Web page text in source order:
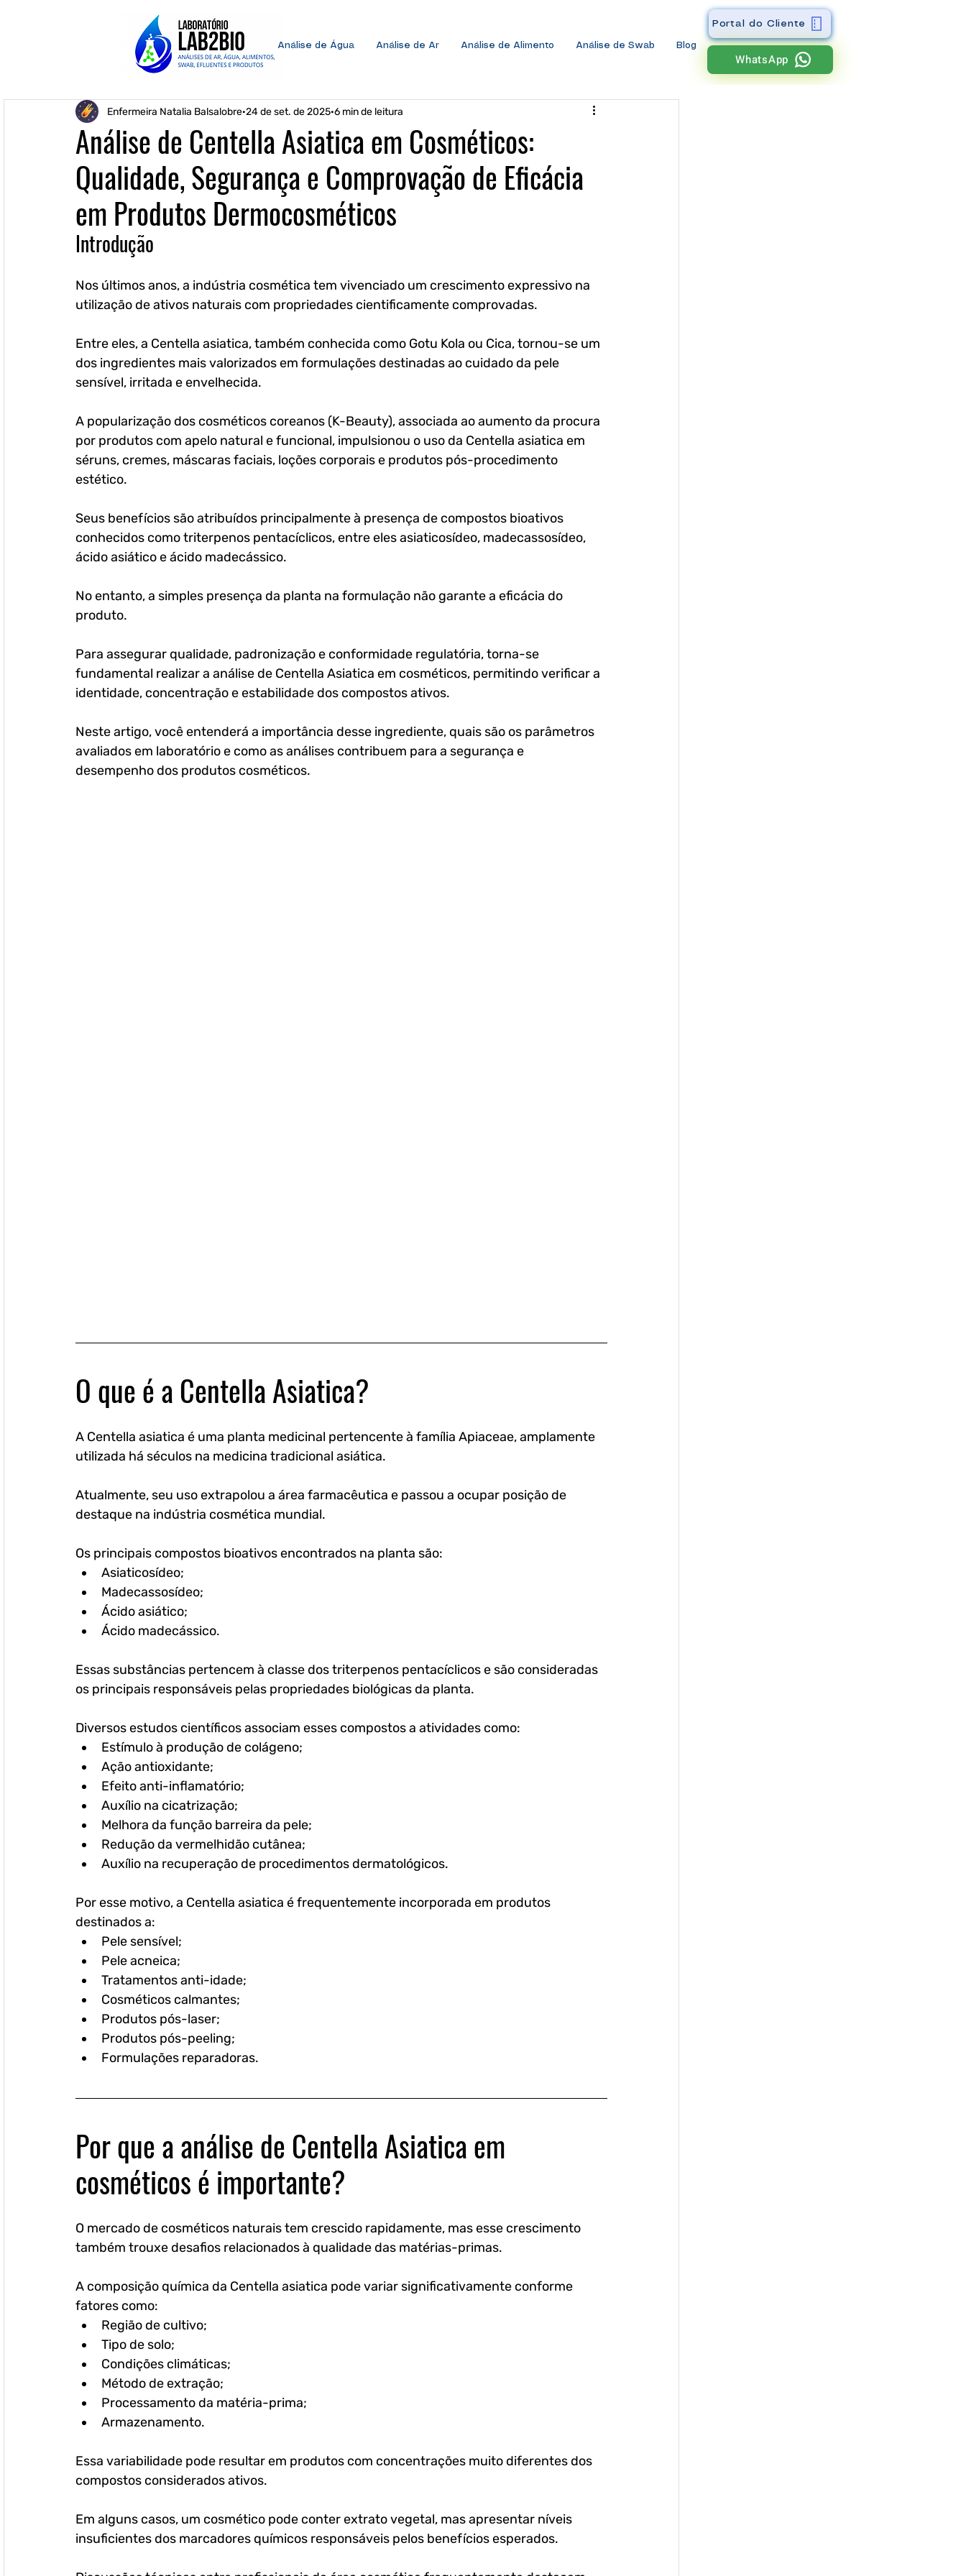
Análise de Água Análise de Ar Análise de Alimento Análise de Swab Blog
Portal do Cliente
WhatsApp
Análise de Centella Asiatica em Cosméticos:
Qualidade, Segurança e Comprovação de Eficácia
em Produtos Dermocosméticos
Enfermeira Natalia Balsalobre 24 de set. de 2025 6 min de leitura
Introdução
Nos últimos anos, a indústria cosmética tem vivenciado um crescimento expressivo na
utilização de ativos naturais com propriedades cientificamente comprovadas.
Entre eles, a Centella asiatica, também conhecida como Gotu Kola ou Cica, tornou-se um
dos ingredientes mais valorizados em formulações destinadas ao cuidado da pele
sensível, irritada e envelhecida.
A popularização dos cosméticos coreanos (K-Beauty), associada ao aumento da procura
por produtos com apelo natural e funcional, impulsionou o uso da Centella asiatica em
séruns, cremes, máscaras faciais, loções corporais e produtos pós-procedimento
estético.
Seus benefícios são atribuídos principalmente à presença de compostos bioativos
conhecidos como triterpenos pentacíclicos, entre eles asiaticosídeo, madecassosídeo,
ácido asiático e ácido madecássico.
No entanto, a simples presença da planta na formulação não garante a eficácia do
produto.
Para assegurar qualidade, padronização e conformidade regulatória, torna-se
fundamental realizar a análise de Centella Asiatica em cosméticos, permitindo verificar a
identidade, concentração e estabilidade dos compostos ativos.
Neste artigo, você entenderá a importância desse ingrediente, quais são os parâmetros
avaliados em laboratório e como as análises contribuem para a segurança e
desempenho dos produtos cosméticos.
O que é a Centella Asiatica?
A Centella asiatica é uma planta medicinal pertencente à família Apiaceae, amplamente
utilizada há séculos na medicina tradicional asiática.
Atualmente, seu uso extrapolou a área farmacêutica e passou a ocupar posição de
destaque na indústria cosmética mundial.
Os principais compostos bioativos encontrados na planta são:
Asiaticosídeo;
Madecassosídeo;
Ácido asiático;
Ácido madecássico.
Essas substâncias pertencem à classe dos triterpenos pentacíclicos e são consideradas
os principais responsáveis pelas propriedades biológicas da planta.
Diversos estudos científicos associam esses compostos a atividades como:
Estímulo à produção de colágeno;
Ação antioxidante;
Efeito anti-inflamatório;
Auxílio na cicatrização;
Melhora da função barreira da pele;
Redução da vermelhidão cutânea;
Auxílio na recuperação de procedimentos dermatológicos.
Por esse motivo, a Centella asiatica é frequentemente incorporada em produtos
destinados a:
Pele sensível;
Pele acneica;
Tratamentos anti-idade;
Cosméticos calmantes;
Produtos pós-laser;
Produtos pós-peeling;
Formulações reparadoras.
Por que a análise de Centella Asiatica em
cosméticos é importante?
O mercado de cosméticos naturais tem crescido rapidamente, mas esse crescimento
também trouxe desafios relacionados à qualidade das matérias-primas.
A composição química da Centella asiatica pode variar significativamente conforme
fatores como:
Região de cultivo;
Tipo de solo;
Condições climáticas;
Método de extração;
Processamento da matéria-prima;
Armazenamento.
Essa variabilidade pode resultar em produtos com concentrações muito diferentes dos
compostos considerados ativos.
Em alguns casos, um cosmético pode conter extrato vegetal, mas apresentar níveis
insuficientes dos marcadores químicos responsáveis pelos benefícios esperados.